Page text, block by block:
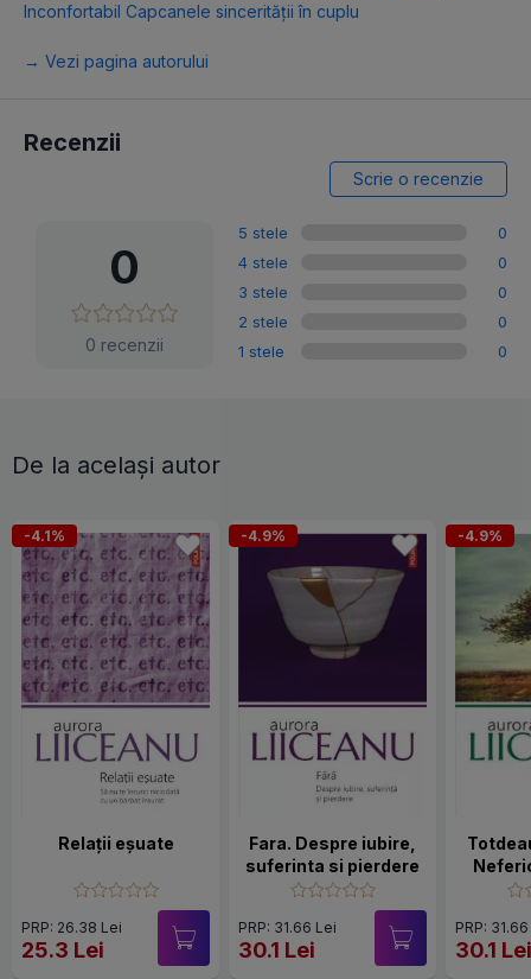
Inconfortabil Capcanele sincerității în cuplu
→ Vezi pagina autorului
Recenzii
Scrie o recenzie
0
0 recenzii
5 stele
0
4 stele
0
3 stele
0
2 stele
0
1 stele
0
De la același autor
-4.1%
Relații eșuate
PRP: 26.38 Lei
25.3 Lei
-4.9%
Fara. Despre iubire,
suferinta si pierdere
PRP: 31.66 Lei
30.1 Lei
-4.9%
PRP:
30.1